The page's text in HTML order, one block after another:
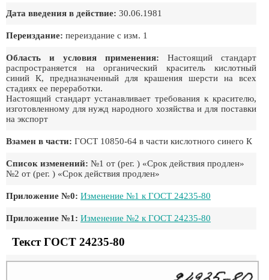
Дата введения в действие: 30.06.1981
Переиздание: переиздание с изм. 1
Область и условия применения: Настоящий стандарт
распространяется на органический краситель кислотный
синий К, предназначенный для крашения шерсти на всех
стадиях ее переработки.
Настоящий стандарт устанавливает требования к красителю,
изготовленному для нужд народного хозяйства и для поставки
на экспорт
Взамен в части: ГОСТ 10850-64 в части кислотного синего К
Список изменений: №1 от (рег. ) «Срок действия продлен»
№2 от (рег. ) «Срок действия продлен»
Приложение №0: Изменение №1 к ГОСТ 24235-80
Приложение №1: Изменение №2 к ГОСТ 24235-80
Текст ГОСТ 24235-80